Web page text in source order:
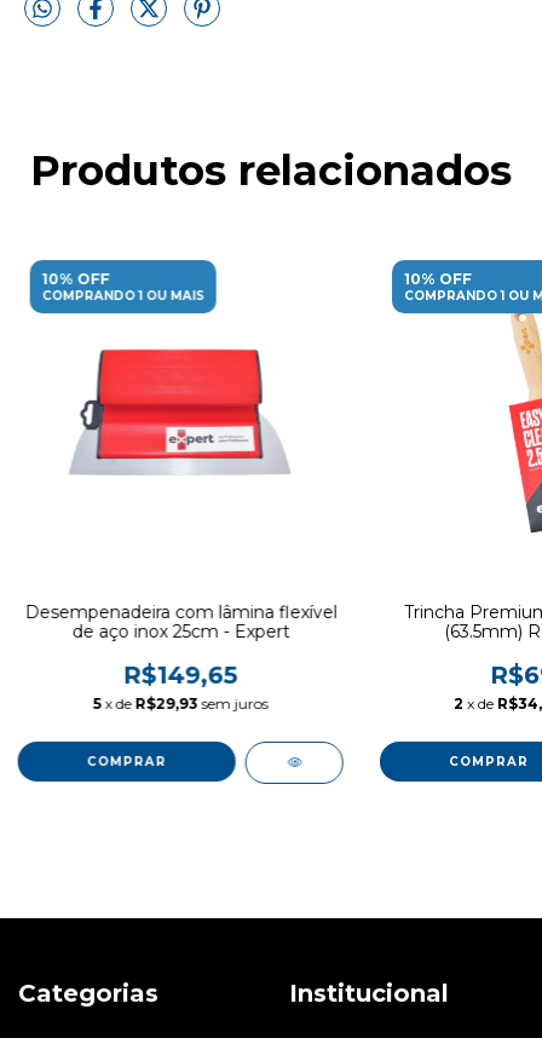
Produtos relacionados
10% OFF
COMPRANDO 1 OU MAIS
Desempenadeira com lâmina flexível
de aço inox 25cm - Expert
R$149,65
5 x de R$29,93 sem juros
10% OFF
COMPRANDO 1 OU
Trincha
(63.5mm)
2 x de
Categorias Institucional